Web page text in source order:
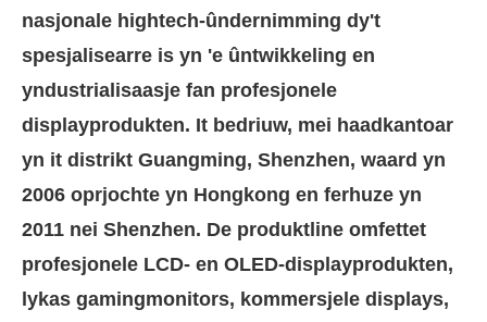
nasjonale hightech-ûndernimming dy't
spesjalisearre is yn 'e ûntwikkeling en
yndustrialisaasje fan profesjonele
displayprodukten. It bedriuw, mei haadkantoar
yn it distrikt Guangming, Shenzhen, waard yn
2006 oprjochte yn Hongkong en ferhuze yn
2011 nei Shenzhen. De produktline omfettet
profesjonele LCD- en OLED-displayprodukten,
lykas gamingmonitors, kommersjele displays,